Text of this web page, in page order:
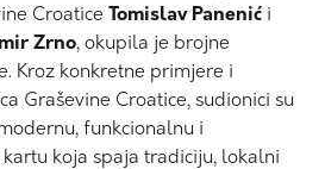
Croatice Tomislav Panenić i
Zrno, okupila je brojne
Kroz konkretne primjere i
Graševine Croatice, sudionici su
funkcionalnu i
koja spaja tradiciju, lokalni